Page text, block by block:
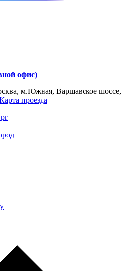
офис)
м.Южная, Варшавское шоссе,
Карта проезда